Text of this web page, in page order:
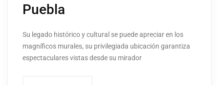
Puebla
Su legado histórico y cultural se puede apreciar en los
magníficos murales, su privilegiada ubicación garantiza
espectaculares vistas desde su mirador